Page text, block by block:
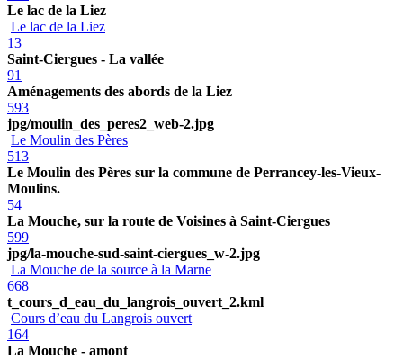
Le lac de la Liez
Le lac de la Liez
13
Saint-Ciergues - La vallée
91
Aménagements des abords de la Liez
593
jpg/moulin_des_peres2_web-2.jpg
Le Moulin des Pères
513
Le Moulin des Pères sur la commune de Perrancey-les-Vieux-
Moulins.
54
La Mouche, sur la route de Voisines à Saint-Ciergues
599
jpg/la-mouche-sud-saint-ciergues_w-2.jpg
La Mouche de la source à la Marne
668
t_cours_d_eau_du_langrois_ouvert_2.kml
Cours d’eau du Langrois ouvert
164
La Mouche - amont